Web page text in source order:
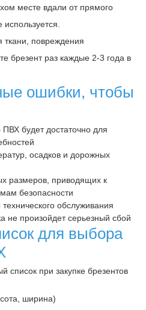
месте вдали от прямого
используется.
ткани, повреждения
брезент раз каждые 2-3 года в
ошибки, чтобы
будет достаточно для
осадков и дорожных
размеров, приводящих к
безопасности
обслуживания
не произойдет серьезный сбой
для выбора
список при закупке брезентов
ширина)